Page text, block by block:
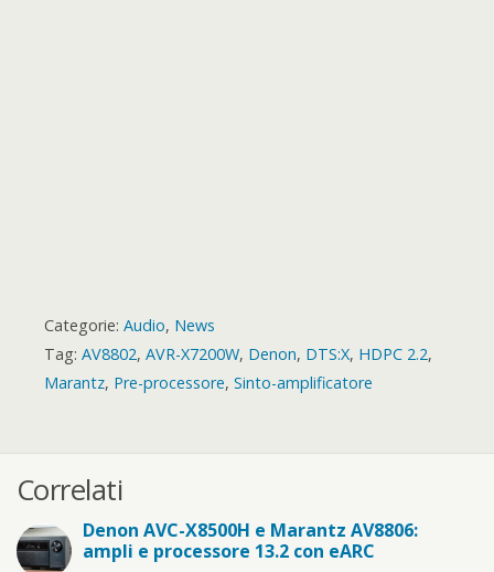
Categorie: Audio, News
Tag: AV8802, AVR-X7200W, Denon, DTS:X, HDPC 2.2,
Marantz, Pre-processore, Sinto-amplificatore
Correlati
Denon AVC-X8500H e Marantz AV8806:
ampli e processore 13.2 con eARC